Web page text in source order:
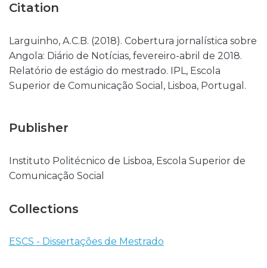
Citation
Larguinho, A.C.B. (2018). Cobertura jornalística sobre
Angola: Diário de Notícias, fevereiro-abril de 2018.
Relatório de estágio do mestrado. IPL, Escola
Superior de Comunicação Social, Lisboa, Portugal.
Publisher
Instituto Politécnico de Lisboa, Escola Superior de
Comunicação Social
Collections
ESCS - Dissertações de Mestrado